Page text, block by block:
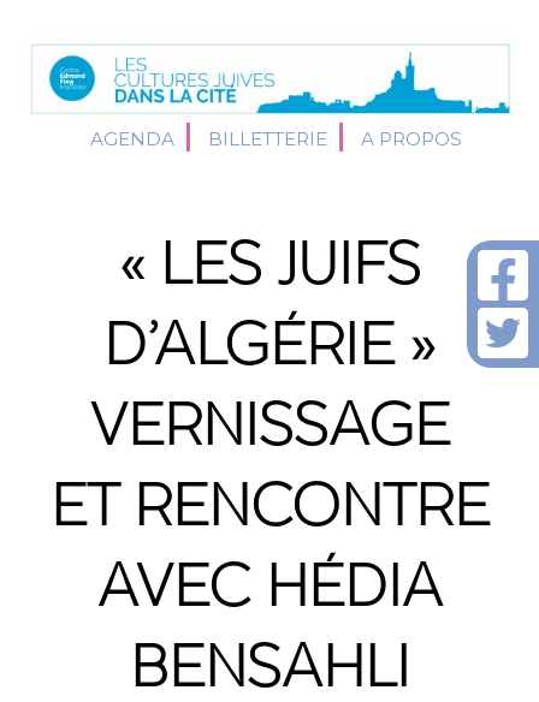
AGENDA BILLETTERIE A PROPOS
« LES JUIFS
D’ALGÉRIE »
VERNISSAGE
ET RENCONTRE
AVEC HÉDIA
BENSAHLI